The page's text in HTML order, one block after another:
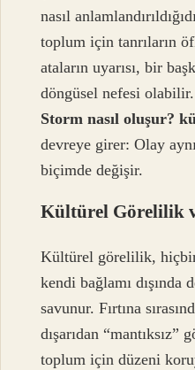
nasıl
toplum için tanrıların
ataların uyarısı, bir
döngüsel nefesi
Storm nasıl oluşur?
devreye girer: Olay
biçimde değişir.
Kültürel Görelilik
Kültürel görelilik,
kendi bağlamı
savunur. Fırtına
dışarıdan
toplum için düzeni